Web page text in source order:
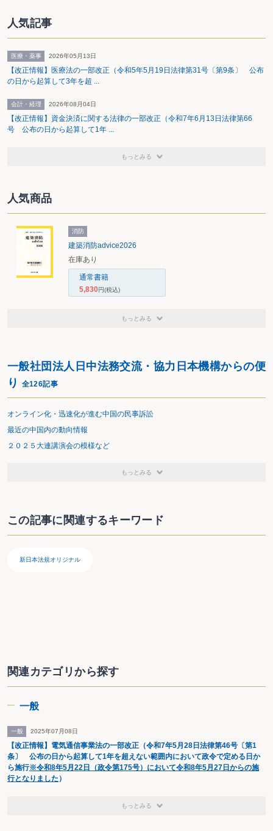
人気記事
医療・薬事 2026年05月13日
【改正情報】医療法の一部改正（令和5年5月19日法律第31号〔第9条〕 公布
の日から起算して3年を超 ...
会計・経理 2026年08月04日
【改正情報】資金決済に関する法律の一部改正（令和7年6月13日法律第66
号 公布の日から起算して1年 ...
もっとみる
人気商品
消防
建築消防advice2026
在庫あり
通常書籍
5,830円(税込)
もっとみる
一般社団法人日中法務交流・協力日本機構からの便
り
全126記事
オンライン化・迅速化が進む中国の民事訴訟
最近の中国内の動向情報
２０２５大連講演会の模様など
もっとみる
この記事に関連するキーワード
新日本法規オリジナル
関連カテゴリから探す
一般
一般 2025年07月08日
【改正情報】電気通信事業法の一部改正（令和7年5月28日法律第46号〔第1
条〕 公布の日から起算して1年を超えない範囲内において政令で定める日か
ら施行※令和8年5月22日（政令第175号）において令和8年5月27日からの施
行となりました ）
もっとみる